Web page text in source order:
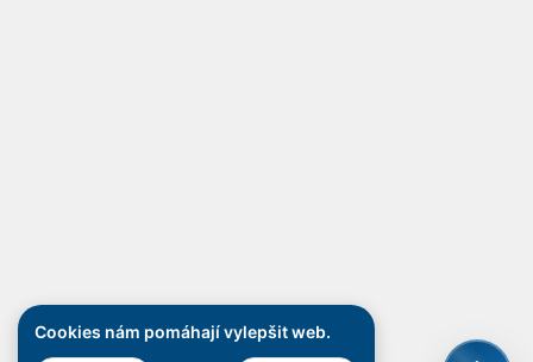
Cookies nám pomáhají vylepšit web.